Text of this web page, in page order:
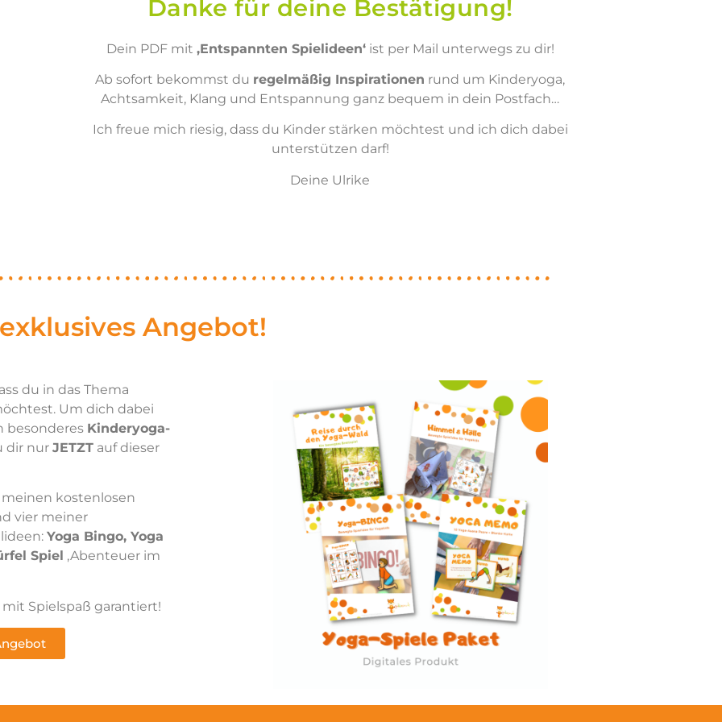
Danke für deine Bestätigung!
Dein PDF mit ,Entspannten Spielideen‘ist per Mail unterwegs zu dir!
Ab sofort bekommst du regelmäßig Inspirationen rund um Kinderyoga,
Achtsamkeit, Klang und Entspannung ganz bequem in dein Postfach…
Ich freue mich riesig, dass du Kinder stärken möchtest und ich dich dabei
unterstützen darf!
Deine Ulrike
Angebot!
du in das Thema
Um dich dabei
besonderes Kinderyoga-
dir nur JETZT auf dieser
kostenlosen
vier meiner
Yoga Bingo, Yoga
Spiel ,Abenteuer im
Spielspaß garantiert!